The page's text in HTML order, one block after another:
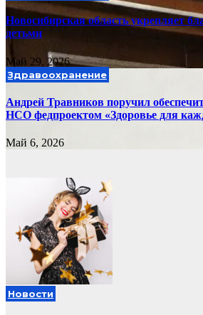
Новосибирская область укрепляет
детьми
Май 29, 2026
Здравоохранение
Андрей Травников поручил
НСО федпроектом «Здоровье для
Май 6, 2026
Новости